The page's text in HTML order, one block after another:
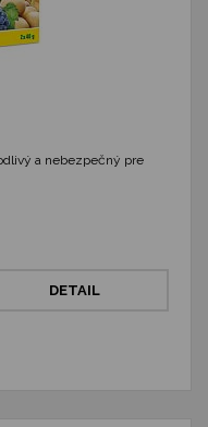
a nebezpečný pre
DETAIL